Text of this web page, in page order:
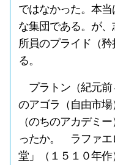
ではなかった。本
な集団である。が
所員のプライド（
る。
プラトン（紀元前
のアゴラ（自由市
（のちのアカデミ
ったか。 ラファエ
堂」（１５１０年